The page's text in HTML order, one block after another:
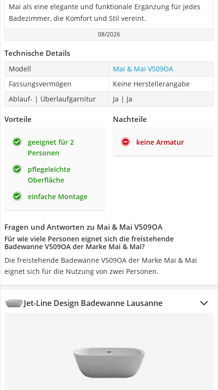
Mai als eine elegante und funktionale Ergänzung für jedes
Badezimmer, die Komfort und Stil vereint.
08/2026
Technische Details
Modell
Mai & Mai V509OA
Fassungsvermögen
Keine Herstellerangabe
Ablauf- | Überlaufgarnitur
Ja | Ja
Vorteile
geeignet für 2
Personen
pflegeleichte
Oberfläche
einfache Montage
Nachteile
keine Armatur
Fragen und Antworten zu Mai & Mai V509OA
Für wie viele Personen eignet sich die freistehende
Badewanne V509OA der Marke Mai & Mai?
Die freistehende Badewanne V509OA der Marke Mai & Mai
eignet sich für die Nutzung von zwei Personen.
Jet-Line Design Badewanne Lausanne